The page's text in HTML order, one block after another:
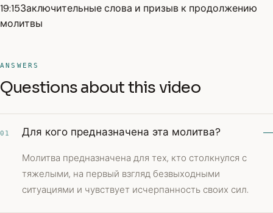
19:15Заключительные слова и призыв к продолжению
молитвы
ANSWERS
Questions about this video
01 Для кого предназначена эта молитва?
Молитва предназначена для тех, кто столкнулся с
тяжелыми, на первый взгляд безвыходными
ситуациями и чувствует исчерпанность своих сил.